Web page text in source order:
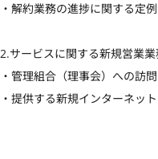
・解約業務の進捗に関する定
2.サービスに関する新規営業業
・管理組合（理事会）への訪
・提供する新規インターネッ